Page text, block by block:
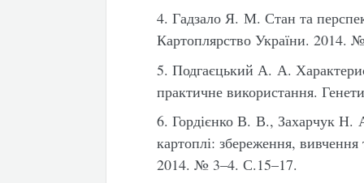
4. Гадзало Я. М. Стан та
Картоплярство України. 2014.
5. Подгаєцький А. А.
практичне використання.
6. Гордієнко В. В., Захарчук Н.
картоплі: збереження,
2014. № 3–4. С.15–17.